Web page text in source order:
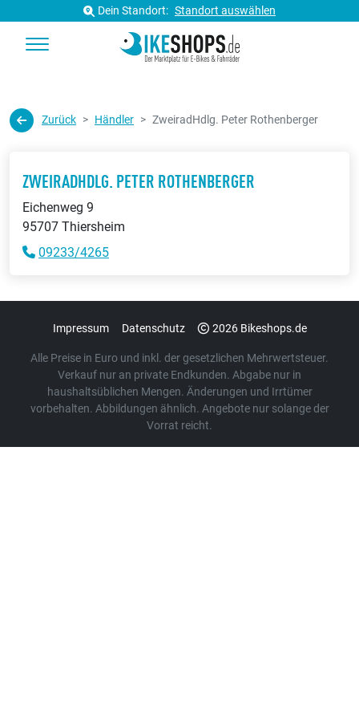
Dein Standort: Standort auswählen
Zurück Händler ZweiradHdlg. Peter Rothenberger
ZWEIRADHDLG. PETER ROTHENBERGER
Eichenweg 9
95707 Thiersheim
09233/4265
Impressum Datenschutz 2026 Bikeshops.de
Alle Preise in Euro und inkl. der gesetzlichen Mehrwertsteuer.
Verkauf nur an private Endkunden. Abgabe nur in
haushaltsüblichen Mengen. Änderungen und Irrtümer
vorbehalten. Abbildungen ähnlich. Angebote nur solange der
Vorrat reicht.